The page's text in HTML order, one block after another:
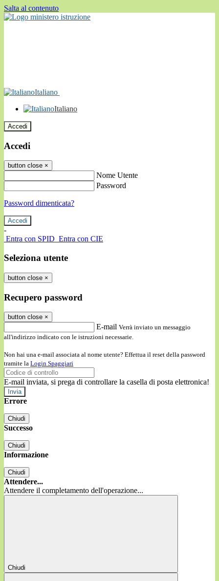
Salta al contenuto
Italiano
Italiano
Accedi
Accedi
button close ×
Nome Utente
Password
Password dimenticata?
-
Entra con SPID Entra con CIE
Seleziona utente
button close ×
Recupero password
button close ×
E-mail Verrà inviato un messaggio
all'indirizzo indicato con le istruzioni necessarie.
Non hai una e-mail associata al nome utente? Effettua il reset della password
tramite la Login Spaggiari
E-mail inviata, si prega di controllare la casella di posta elettronica!
Errore
Chiudi
Successo
Chiudi
Informazione
Chiudi
Attendere...
Attendere il completamento dell'operazione...
Chiudi